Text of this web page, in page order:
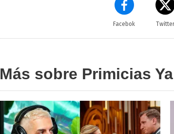
Facebok Twitter
Más sobre Primicias Ya